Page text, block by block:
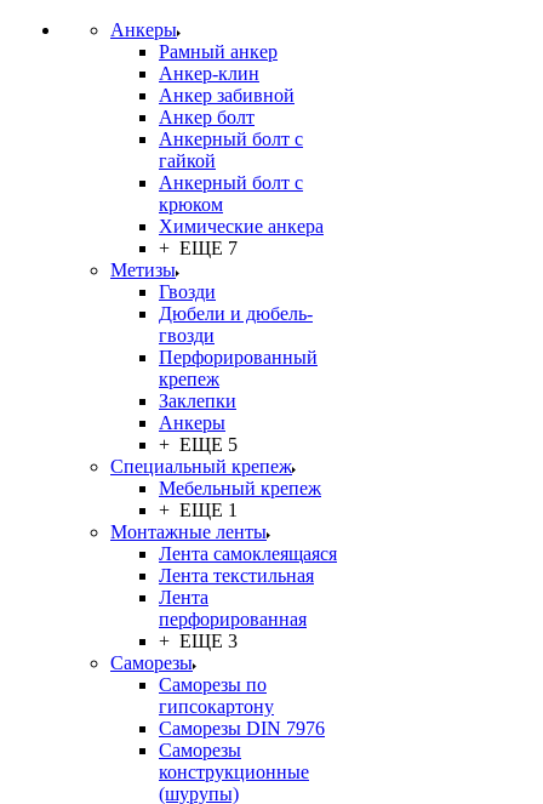
Анкеры
Рамный анкер
Анкер-клин
Анкер забивной
Анкер болт
Анкерный болт с
гайкой
Анкерный болт с
крюком
Химические анкера
+ ЕЩЕ 7
Метизы
Гвозди
Дюбели и дюбель-
гвозди
Перфорированный
крепеж
Заклепки
Анкеры
+ ЕЩЕ 5
Специальный крепеж
Мебельный крепеж
+ ЕЩЕ 1
Монтажные ленты
Лента самоклеящаяся
Лента текстильная
Лента
перфорированная
+ ЕЩЕ 3
Саморезы
Саморезы по
гипсокартону
Саморезы DIN 7976
Саморезы
конструкционные
(шурупы)